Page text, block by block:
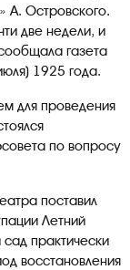
А. Островского.
две недели, и
газета
1925 года.
для проведения
по вопросу
поставил
Летний
практически
восстановления